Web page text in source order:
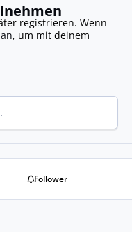
registrieren. Wenn
, um mit deinem
Follower